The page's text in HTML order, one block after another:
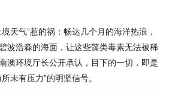
天气”惹的祸：畅达几个月的海洋热浪，
波浩淼的海面，让这些藻类毒素无法被稀
澳环境厅长公开承认，目下的一切，即是
未有压力”的明坚信号。